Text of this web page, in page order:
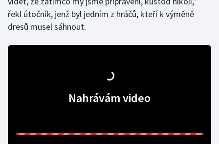
Ragby
Rychlobruslení
Sportovní střelba
řekl útočník, jenž byl jedním z hráčů, kteří k výměně
dresů musel sáhnout.
Nahrávám video